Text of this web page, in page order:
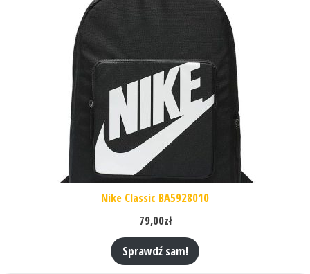
Nike Classic BA5928010
79,00zł
Sprawdź sam!